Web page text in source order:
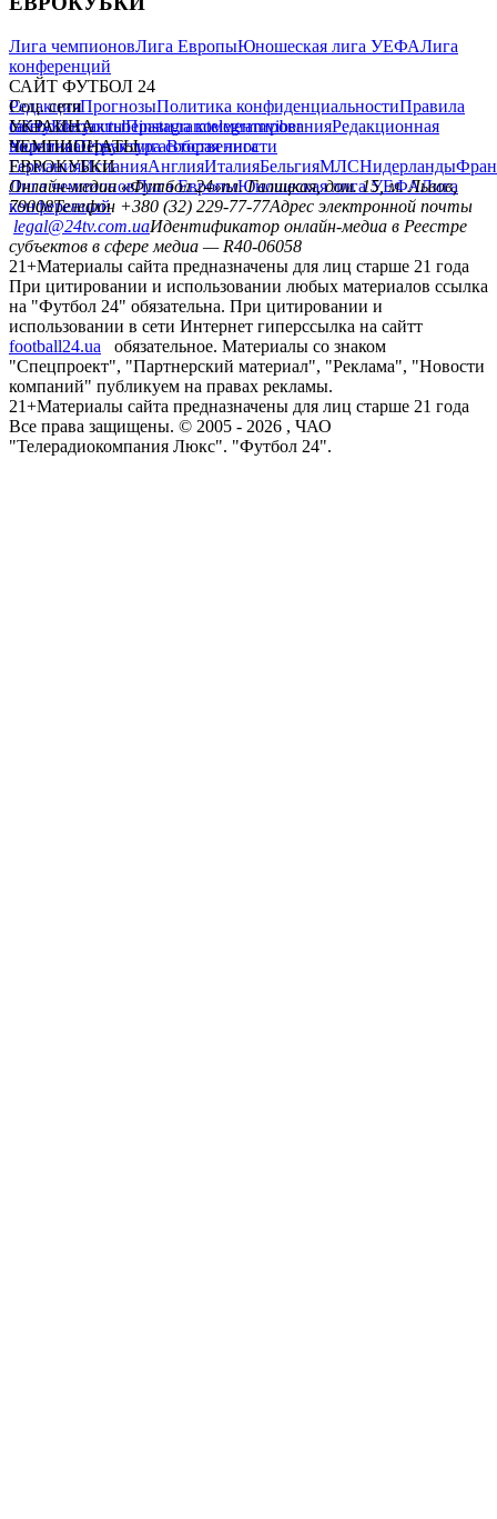
Лига чемпионовЛига ЕвропыЮношеская лига УЕФАЛига
конференций
САЙТ ФУТБОЛ 24
РедакцияПрогнозыПолитика конфиденциальностиПравила
сайтуКонтактыПравила комментированияРедакционная
политикаСтруктура собственности
Соц. сети
facebookxyoutubeinstagramtelegramviber
УКРАИНА
УкраинаПервая лигаВторая лига
ЧЕМПИОНАТЫ
ГерманияИспанияАнглияИталияБельгияМЛСНидерланды
ЕВРОКУБКИ
Лига чемпионовЛига ЕвропыЮношеская лига УЕФАЛига
конференций
Онлайн-медиа «Футбол 24»пл. Галицкая, дом. 15, м. Львов,
79008Телефон +380 (32) 229-77-77Адрес электронной почты
legal@24tv.com.uaИдентификатор онлайн-медиа в Реестре
субъектов в сфере медиа — R40-06058
21+Материалы сайта предназначены для лиц старше 21 года
При цитировании и использовании любых материалов ссылка
на "Футбол 24" обязательна. При цитировании и
использовании в сети Интернет гиперссылка на сайтт
football24.ua
обязательное. Материалы со знаком
"Спецпроект", "Партнерский материал", "Реклама", "Новости
компаний" публикуем на правах рекламы.
21+Материалы сайта предназначены для лиц старше 21 года
Все права защищены. © 2005 - 2026 , ЧАО
"Телерадиокомпания Люкс". "Футбол 24".